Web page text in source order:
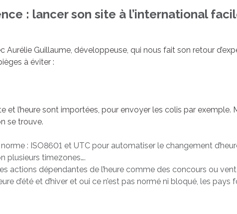
: lancer son site à l’international
Aurélie Guillaume, développeuse, qui nous fait son retour
à éviter :
et l’heure sont importées, pour envoyer les colis par exemple.
se trouve.
: ISO8601 et UTC pour automatiser le changement
plusieurs timezones….
actions dépendantes de l’heure comme des concours ou
d’été et d’hiver et oui ce n’est pas normé ni bloqué, les